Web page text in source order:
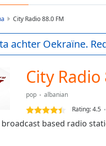
City Radio 88.0 FM
achter Oekraïne.
City Radio
pop
albanian
Rating:4.5
broadcast based radio